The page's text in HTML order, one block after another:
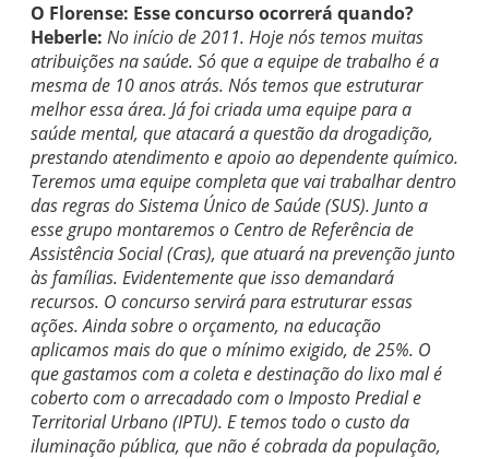
O Florense: Esse concurso ocorrerá quando?
Heberle: No início de 2011. Hoje nós temos muitas
atribuições na saúde. Só que a equipe de trabalho é a
mesma de 10 anos atrás. Nós temos que estruturar
melhor essa área. Já foi criada uma equipe para a
saúde mental, que atacará a questão da drogadição,
prestando atendimento e apoio ao dependente químico.
Teremos uma equipe completa que vai trabalhar dentro
das regras do Sistema Único de Saúde (SUS). Junto a
esse grupo montaremos o Centro de Referência de
Assistência Social (Cras), que atuará na prevenção junto
às famílias. Evidentemente que isso demandará
recursos. O concurso servirá para estruturar essas
ações. Ainda sobre o orçamento, na educação
aplicamos mais do que o mínimo exigido, de 25%. O
que gastamos com a coleta e destinação do lixo mal é
coberto com o arrecadado com o Imposto Predial e
Territorial Urbano (IPTU). E temos todo o custo da
iluminação pública, que não é cobrada da população,